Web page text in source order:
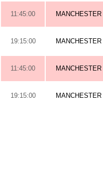
11:45:00 MANCHESTER
19:15:00 MANCHESTER
11:45:00 MANCHESTER
19:15:00 MANCHESTER